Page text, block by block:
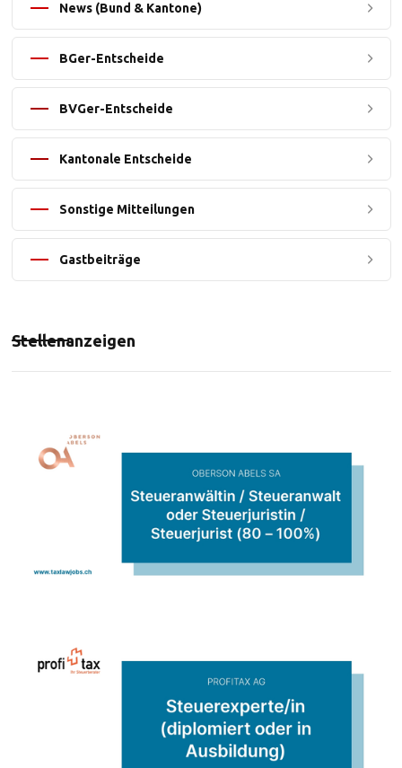
News (Bund & Kantone)
BGer-Entscheide
BVGer-Entscheide
Kantonale Entscheide
Sonstige Mitteilungen
Gastbeiträge
Stellenanzeigen